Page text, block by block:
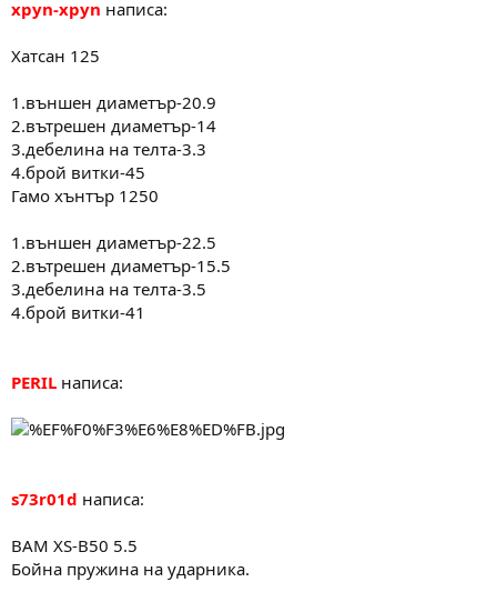
xpyn-xpyn написа:
Хатсан 125
1.външен диаметър-20.9
2.вътрешен диаметър-14
3.дебелина на телта-3.3
4.брой витки-45
Гамо хънтър 1250
1.външен диаметър-22.5
2.вътрешен диаметър-15.5
3.дебелина на телта-3.5
4.брой витки-41
PERIL написа:
s73r01d написа:
BAM XS-B50 5.5
Бойна пружина на ударника.